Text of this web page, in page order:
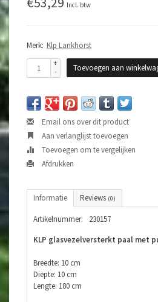
Incl. btw
Merk: Klp Lankhorst
+
-
Toevoegen aan
Email ons over dit product
Aan verlanglijst toevoegen
Toevoegen om te vergelijken
Afdrukken
Informatie Reviews (0)
Artikelnummer:
230157
KLP glasvezelversterkt paal met
Breedte: 10 cm
Diepte: 10 cm
Lengte: 180 cm